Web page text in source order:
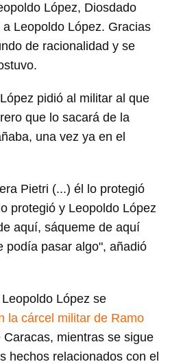
López, Diosdado
Leopoldo López. Gracias
de racionalidad y se
pidió al militar al que
que lo sacará de la
una vez ya en el
Pietri (...) él lo protegió
protegió y Leopoldo López
aquí, sáqueme de aquí
podía pasar algo", añadió
López se
la cárcel militar de Ramo
Caracas, mientras se sigue
hechos relacionados con el